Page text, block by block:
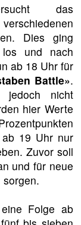
das
Dies ging
und nach
ab 18 Uhr für
Battle».
nicht
hier Werte
19 Uhr nur
Zuvor soll
und für neue
sorgen.
Folge ab